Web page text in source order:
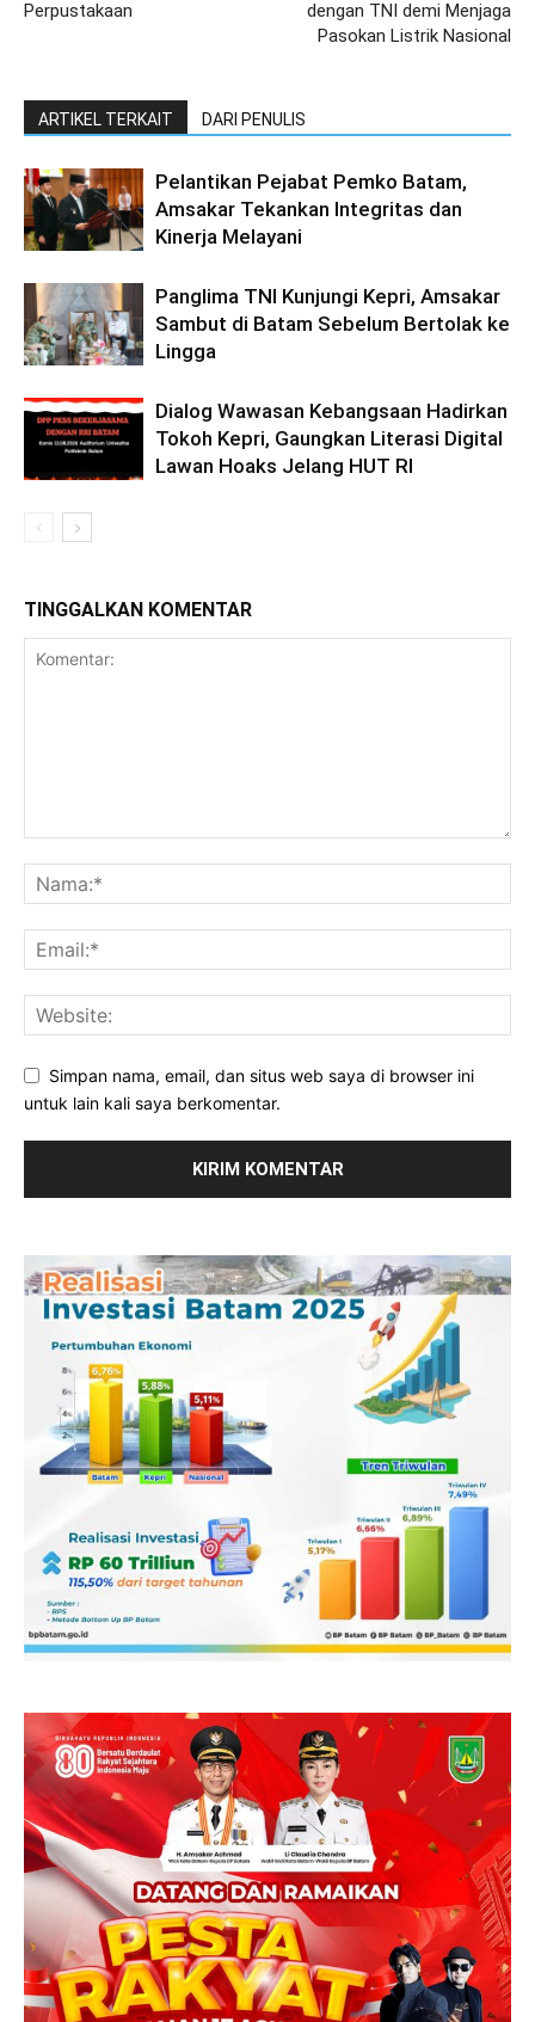
Perpustakaan
dengan TNI demi Menjaga
Pasokan Listrik Nasional
ARTIKEL TERKAIT DARI PENULIS
Pelantikan Pejabat Pemko Batam,
Amsakar Tekankan Integritas dan
Kinerja Melayani
Panglima TNI Kunjungi Kepri, Amsakar
Sambut di Batam Sebelum Bertolak ke
Lingga
Dialog Wawasan Kebangsaan Hadirkan
Tokoh Kepri, Gaungkan Literasi Digital
Lawan Hoaks Jelang HUT RI
TINGGALKAN KOMENTAR
Simpan nama, email, dan situs web saya di browser ini
untuk lain kali saya berkomentar.